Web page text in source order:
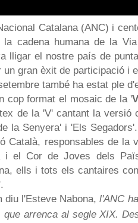
Catalana (ANC) i
la cadena humana de la
lligar el nostre país de
un gran èxit de participació i
també ha estat ple
cop format el mosaic de la '
de la 'V' cantant la versió
la Senyera' i 'Els
Català, responsables de la
i el Cor de Joves dels
ells i tots els cantaires
diu l'Esteve Nabona,l'ANC
arrenca al segle XIX.